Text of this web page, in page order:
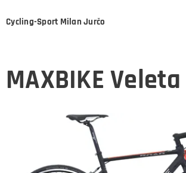
Cycling-Sport Milan Jurčo
MAXBIKE Veleta